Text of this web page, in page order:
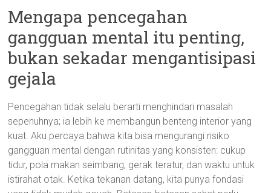
Mengapa pencegahan
gangguan mental itu penting,
bukan sekadar mengantisipasi
gejala
Pencegahan tidak selalu berarti menghindari masalah
sepenuhnya; ia lebih ke membangun benteng interior yang
kuat. Aku percaya bahwa kita bisa mengurangi risiko
gangguan mental dengan rutinitas yang konsisten: cukup
tidur, pola makan seimbang, gerak teratur, dan waktu untuk
istirahat otak. Ketika tekanan datang, kita punya fondasi